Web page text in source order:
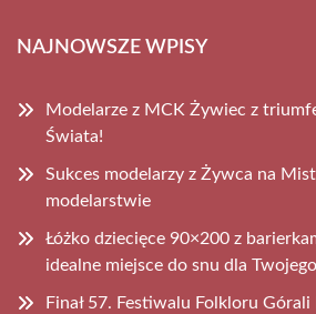
NAJNOWSZE WPISY
Modelarze z MCK Żywiec z
Świata!
Sukces modelarzy z Żywca na
modelarstwie
Łóżko dziecięce 90×200 z
idealne miejsce do snu dla
Finał 57. Festiwalu Folkloru